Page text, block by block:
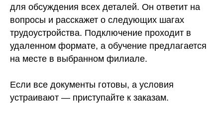
для обсуждения всех деталей. Он ответит на
вопросы и расскажет о следующих шагах
трудоустройства. Подключение проходит в
удаленном формате, а обучение предлагается
на месте в выбранном филиале.
Если все документы готовы, а условия
устраивают — приступайте к заказам.